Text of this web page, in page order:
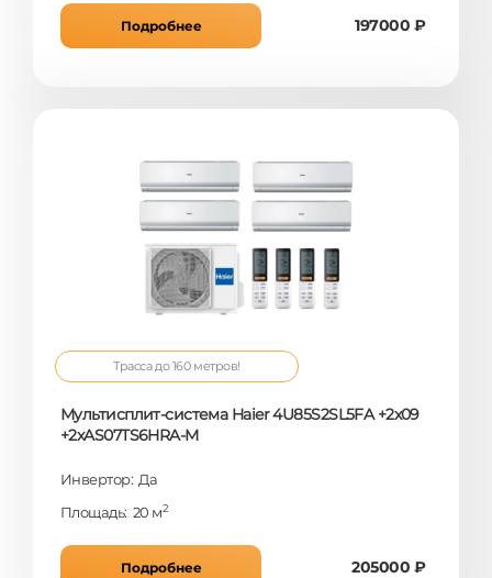
Подробнее 197000 ₽
Трасса до 160 метров!
Мультисплит-система Haier 4U85S2SL5FA +2x09
+2xAS07TS6HRA-M
Инвертор: Да
Площадь: 20 м2
Подробнее 205000 ₽